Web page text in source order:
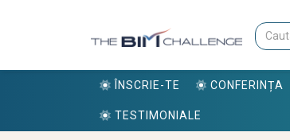
ÎNSCRIE-TE CONFERINȚA
TESTIMONIALE